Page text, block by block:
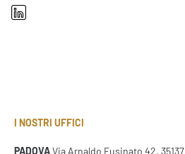
I NOSTRI UFFICI
PADOVAVia Arnaldo Fusinato 42, 35137